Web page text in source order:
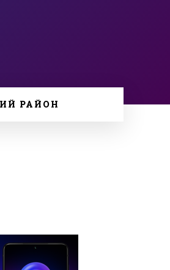
РАЙОН